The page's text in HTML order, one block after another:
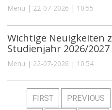
Menu | 22-07-2026 | 10:55
Wichtige Neuigkeiten
Studienjahr 2026/2027
Menu | 22-07-2026 | 10:54
FIRST PREVIOUS